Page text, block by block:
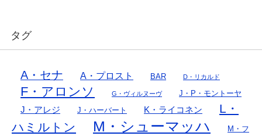
タグ
A・セナ A・プロスト BAR D・リカルド
F・アロンソ G・ヴィルヌーヴ J・P・モントーヤ
J・アレジ J・ハーバート K・ライコネン
L・
ハミルトン
M・シューマッハ
M・フ